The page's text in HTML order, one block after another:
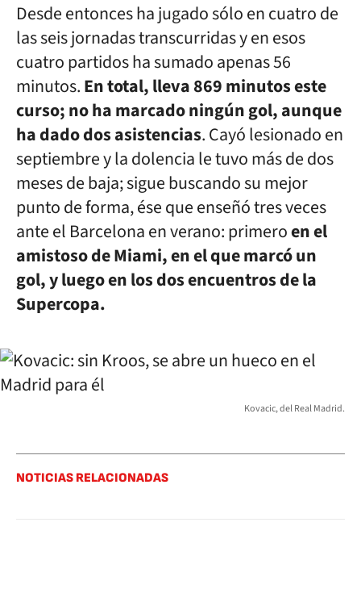
Desde entonces ha jugado sólo en cuatro de
las seis jornadas transcurridas y en esos
cuatro partidos ha sumado apenas 56
minutos.En total, lleva 869 minutos este
curso; no ha marcado ningún gol, aunque
ha dado dos asistencias. Cayó lesionado en
septiembre y la dolencia le tuvo más de dos
meses de baja; sigue buscando su mejor
punto de forma, ése que enseñó tres veces
ante el Barcelona en verano: primeroen el
amistoso de Miami, en el que marcó un
gol, y luego en los dos encuentros de la
Supercopa.
Kovacic, del Real Madrid.
NOTICIAS RELACIONADAS